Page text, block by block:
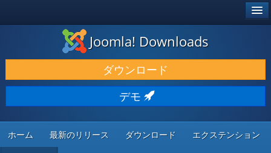
ダウンロードと機能拡張
発見と学び
コミュニティとサポート
開発者向けリソース
Joomla! Downloads
ダウンロード
デモ
ホーム 最新のリリース ダウンロード エクステンション